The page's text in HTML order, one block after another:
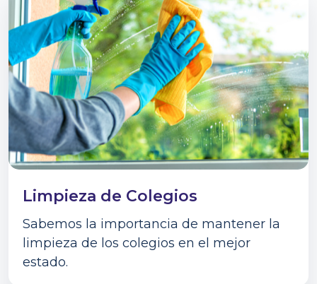
Limpieza de Colegios
Sabemos la importancia de mantener la
limpieza de los colegios en el mejor
estado.